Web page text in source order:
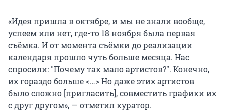
«Идея пришла в октябре, и мы не знали вообще,
успеем или нет, где-то 18 ноября была первая
съёмка. И от момента съёмки до реализации
календаря прошло чуть больше месяца. Нас
спросили: "Почему так мало артистов?". Конечно,
их гораздо больше <…> Но даже этих артистов
было сложно [пригласить], совместить графики их
с друг другом», — отметил куратор.